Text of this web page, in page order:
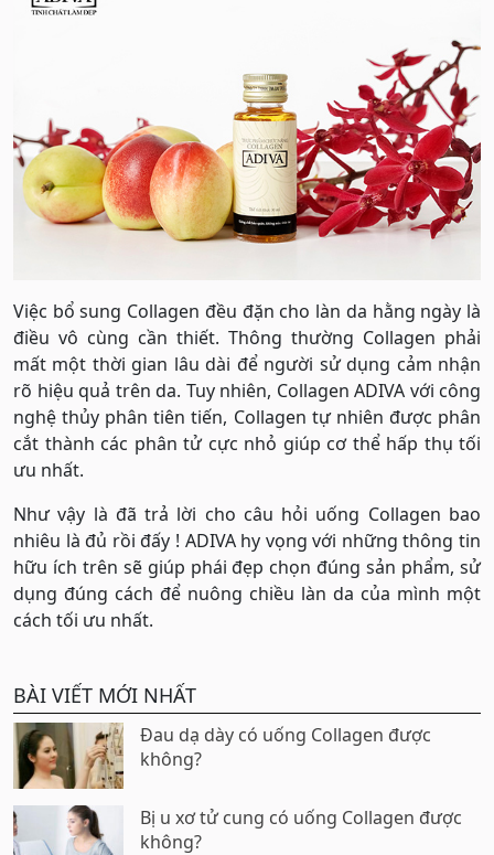
Việc bổ sung Collagen đều đặn cho làn da hằng ngày là
điều vô cùng cần thiết. Thông thường Collagen phải
mất một thời gian lâu dài để người sử dụng cảm nhận
rõ hiệu quả trên da. Tuy nhiên, Collagen ADIVA với công
nghệ thủy phân tiên tiến, Collagen tự nhiên được phân
cắt thành các phân tử cực nhỏ giúp cơ thể hấp thụ tối
ưu nhất.
Như vậy là đã trả lời cho câu hỏi uống Collagen bao
nhiêu là đủ rồi đấy ! ADIVA hy vọng với những thông tin
hữu ích trên sẽ giúp phái đẹp chọn đúng sản phẩm, sử
dụng đúng cách để nuông chiều làn da của mình một
cách tối ưu nhất.
BÀI VIẾT MỚI NHẤT
Đau dạ dày có uống Collagen được
không?
Bị u xơ tử cung có uống Collagen được
không?